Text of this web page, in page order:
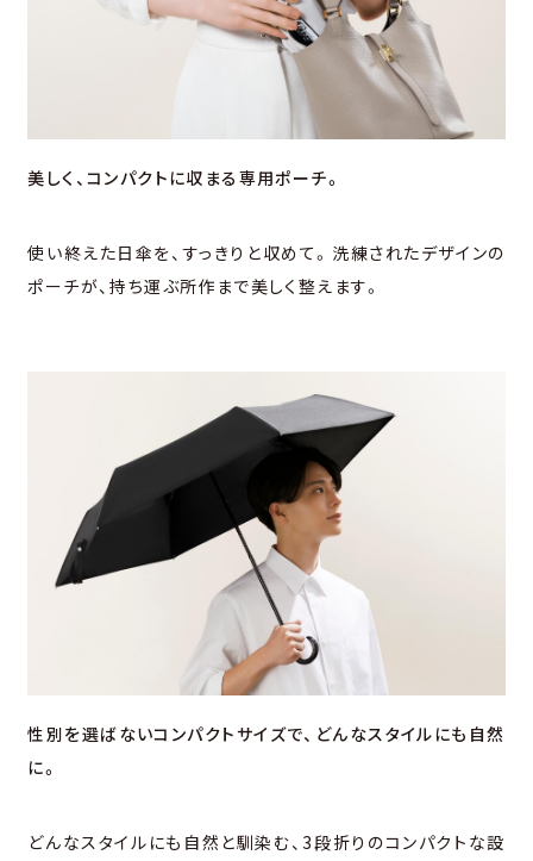
美しく、コンパクトに収まる専⽤ポーチ。
使い終えた⽇傘を、すっきりと収めて。洗練されたデザインの
ポーチが、持ち運ぶ所作まで美しく整えます。
性別を選ばないコンパクトサイズで、どんなスタイルにも⾃然
に。
どんなスタイルにも⾃然と馴染む、3段折りのコンパクトな設